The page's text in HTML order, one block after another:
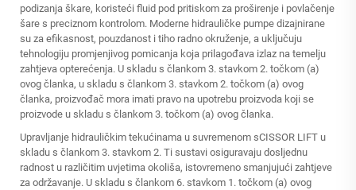
podizanja škare, koristeći fluid pod pritiskom za proširenje i povlačenje
šare s preciznom kontrolom. Moderne hidrauličke pumpe dizajnirane
su za efikasnost, pouzdanost i tiho radno okruženje, a uključuju
tehnologiju promjenjivog pomicanja koja prilagođava izlaz na temelju
zahtjeva opterećenja. U skladu s člankom 3. stavkom 2. točkom (a)
ovog članka, u skladu s člankom 3. stavkom 2. točkom (a) ovog
članka, proizvođač mora imati pravo na upotrebu proizvoda koji se
proizvode u skladu s člankom 3. točkom (a) ovog članka.
Upravljanje hidrauličkim tekućinama u suvremenom sCISSOR LIFT u
skladu s člankom 3. stavkom 2. Ti sustavi osiguravaju dosljednu
radnost u različitim uvjetima okoliša, istovremeno smanjujući zahtjeve
za održavanje. U skladu s člankom 6. stavkom 1. točkom (a) ovog